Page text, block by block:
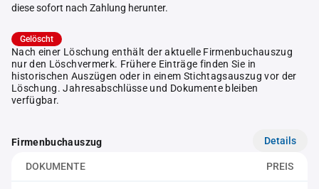
diese sofort nach Zahlung herunter.
Gelöscht
Nach einer Löschung enthält der aktuelle Firmenbuchauszug
nur den Löschvermerk. Frühere Einträge finden Sie in
historischen Auszügen oder in einem Stichtagsauszug vor der
Löschung. Jahresabschlüsse und Dokumente bleiben
verfügbar.
Firmenbuchauszug Details
DOKUMENTE PREIS